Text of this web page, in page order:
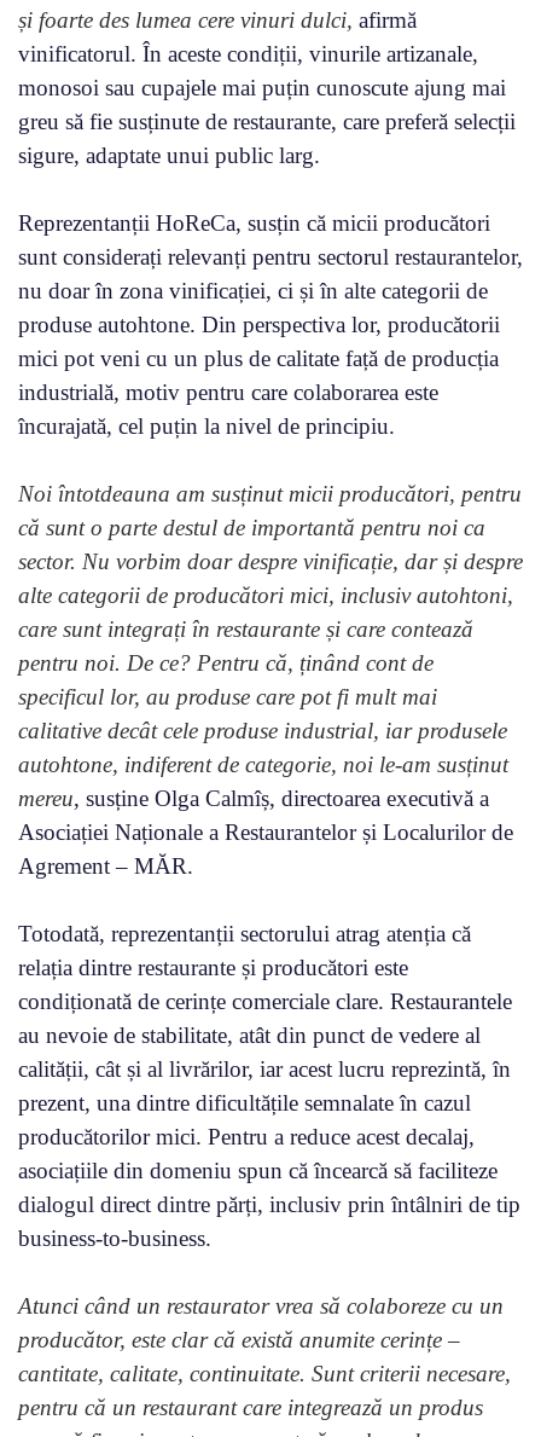
și foarte des lumea cere vinuri dulci, afirmă
vinificatorul. În aceste condiții, vinurile artizanale,
monosoi sau cupajele mai puțin cunoscute ajung mai
greu să fie susținute de restaurante, care preferă selecții
sigure, adaptate unui public larg.
Reprezentanții HoReCa, susțin că micii producători
sunt considerați relevanți pentru sectorul restaurantelor,
nu doar în zona vinificației, ci și în alte categorii de
produse autohtone. Din perspectiva lor, producătorii
mici pot veni cu un plus de calitate față de producția
industrială, motiv pentru care colaborarea este
încurajată, cel puțin la nivel de principiu.
Noi întotdeauna am susținut micii producători, pentru
că sunt o parte destul de importantă pentru noi ca
sector. Nu vorbim doar despre vinificație, dar și despre
alte categorii de producători mici, inclusiv autohtoni,
care sunt integrați în restaurante și care contează
pentru noi. De ce? Pentru că, ținând cont de
specificul lor, au produse care pot fi mult mai
calitative decât cele produse industrial, iar produsele
autohtone, indiferent de categorie, noi le-am susținut
mereu, susține Olga Calmîș, directoarea executivă a
Asociației Naționale a Restaurantelor și Localurilor de
Agrement – MĂR.
Totodată, reprezentanții sectorului atrag atenția că
relația dintre restaurante și producători este
condiționată de cerințe comerciale clare. Restaurantele
au nevoie de stabilitate, atât din punct de vedere al
calității, cât și al livrărilor, iar acest lucru reprezintă, în
prezent, una dintre dificultățile semnalate în cazul
producătorilor mici. Pentru a reduce acest decalaj,
asociațiile din domeniu spun că încearcă să faciliteze
dialogul direct dintre părți, inclusiv prin întâlniri de tip
business-to-business.
Atunci când un restaurator vrea să colaboreze cu un
producător, este clar că există anumite cerințe –
cantitate, calitate, continuitate. Sunt criterii necesare,
pentru că un restaurant care integrează un produs